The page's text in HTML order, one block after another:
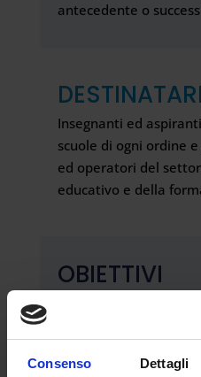
Consenso Dettagli
antecedente o
DESTINATARI
Insegnanti ed
scuole di ogni ordine
ed operatori del
educativo e della
OBIETTIVI
Il Master intende
professione del